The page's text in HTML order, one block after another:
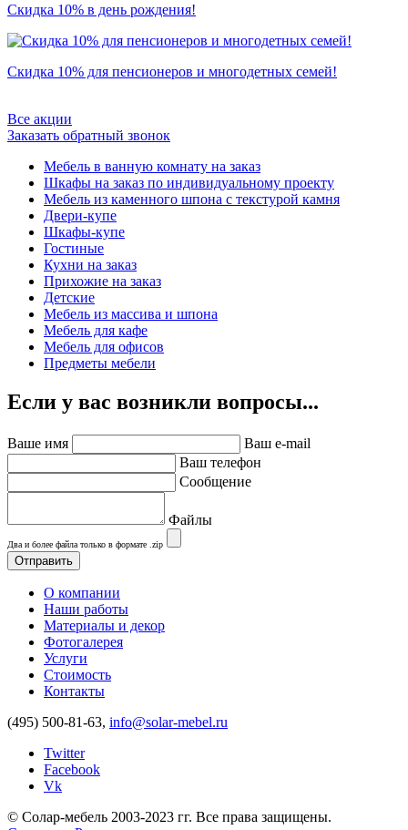
Скидка 10% в день рождения!
Скидка 10% для пенсионеров и многодетных семей!
Все акции
Заказать обратный звонок
Мебель в ванную комнату на заказ
Шкафы на заказ по индивидуальному проекту
Мебель из каменного шпона с текстурой камня
Двери-купе
Шкафы-купе
Гостиные
Кухни на заказ
Прихожие на заказ
Детские
Мебель из массива и шпона
Мебель для кафе
Мебель для офисов
Предметы мебели
Если у вас возникли вопросы...
Ваше имя
Ваш e-mail
Ваш телефон
Сообщение
Файлы
Два и более файла только в формате .zip
О компании
Наши работы
Материалы и декор
Фотогалерея
Услуги
Стоимость
Контакты
(495) 500-81-63, info@solar-mebel.ru
Twitter
Facebook
Vk
© Солар-мебель 2003-2023 гг. Все права защищены.